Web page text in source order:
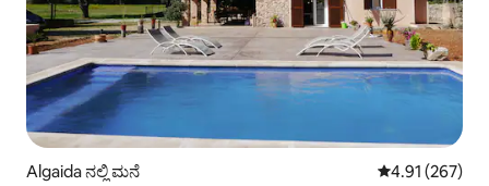
Algaida ನಲ್ಲಿ ಮನೆ 5 ರಲ್ಲಿ 4.91
4.91 (267)